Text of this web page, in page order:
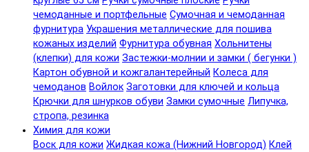
чемоданные и портфельные Сумочная и чемоданная
фурнитура Украшения металлические для пошива
кожаных изделий Фурнитура обувная Хольнитены
(клепки) для кожи Застежки-молнии и замки ( бегунки )
Картон обувной и кожгалантерейный Колеса для
чемоданов Войлок Заготовки для ключей и кольца
Крючки для шнурков обуви Замки сумочные Липучка,
стропа, резинка
Химия для кожи
Воск для кожи Жидкая кожа (Нижний Новгород) Клей